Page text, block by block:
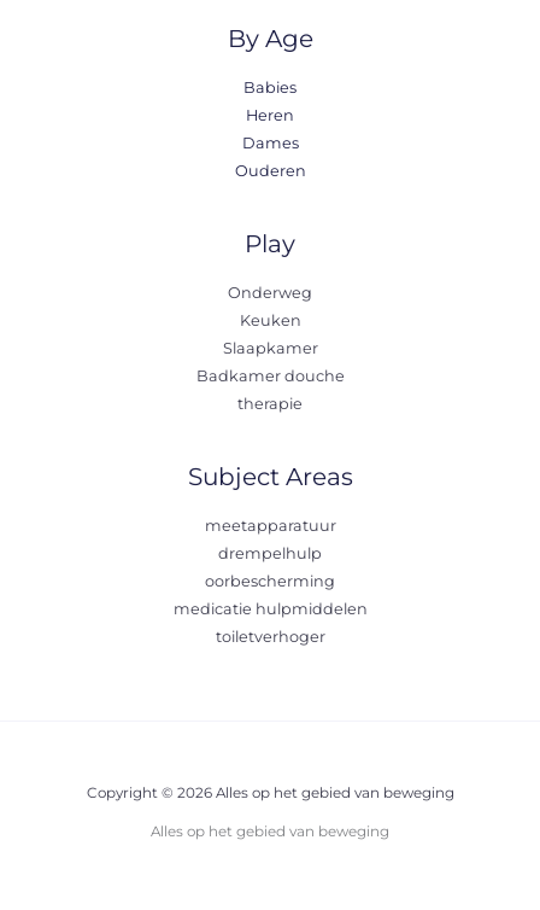
By Age
Babies
Heren
Dames
Ouderen
Play
Onderweg
Keuken
Slaapkamer
Badkamer douche
therapie
Subject Areas
meetapparatuur
drempelhulp
oorbescherming
medicatie hulpmiddelen
toiletverhoger
Copyright © 2026 Alles op het gebied van beweging
Alles op het gebied van beweging